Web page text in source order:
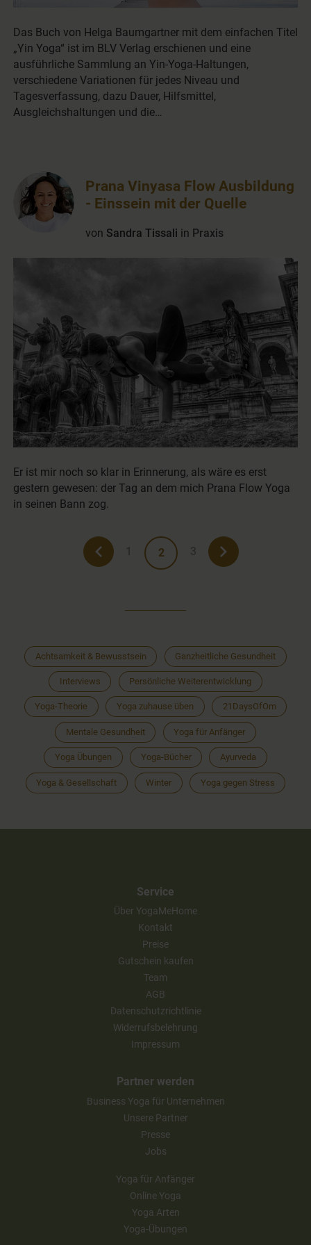
Das Buch von Helga Baumgartner mit dem einfachen Titel
„Yin Yoga“ ist im BLV Verlag erschienen und eine
ausführliche Sammlung an Yin-Yoga-Haltungen,
verschiedene Variationen für jedes Niveau und
Tagesverfassung, dazu Dauer, Hilfsmittel,
Ausgleichshaltungen und die…
Er ist mir noch so klar in Erinnerung, als wäre es erst
gestern gewesen: der Tag an dem mich Prana Flow Yoga
in seinen Bann zog.
Prana Vinyasa Flow Ausbildung
- Einssein mit der Quelle
von Sandra Tissali in Praxis
2
Achtsamkeit & Bewusstsein Ganzheitliche Gesundheit
Interviews Persönliche Weiterentwicklung
Yoga-Theorie Yoga zuhause üben 21DaysOfOm
Mentale Gesundheit Yoga für Anfänger
Yoga Übungen Yoga-Bücher Ayurveda
Yoga & Gesellschaft Winter Yoga gegen Stress
Service
Über YogaMeHome
Kontakt
Preise
Gutschein kaufen
Team
AGB
Datenschutzrichtlinie
Widerrufsbelehrung
Impressum
Partner werden
Business Yoga für Unternehmen
Unsere Partner
Presse
Jobs
Yoga für Anfänger
Online Yoga
Yoga Arten
Yoga-Übungen